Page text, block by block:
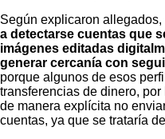
Según explicaron allegados,
a detectarse cuentas que
imágenes editadas
generar cercanía con
porque algunos de esos
transferencias de dinero,
de manera explícita no
cuentas, ya que se trataría